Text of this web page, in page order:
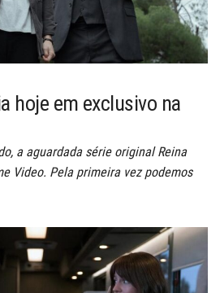
hoje em exclusivo na
a aguardada série original Reina
Video. Pela primeira vez podemos